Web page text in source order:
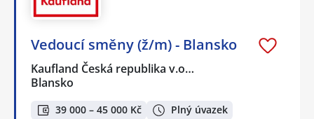
Vedoucí směny (ž/m) - Blansko
Kaufland Česká republika v.o…
Blansko
39 000 – 45 000 Kč Plný úvazek